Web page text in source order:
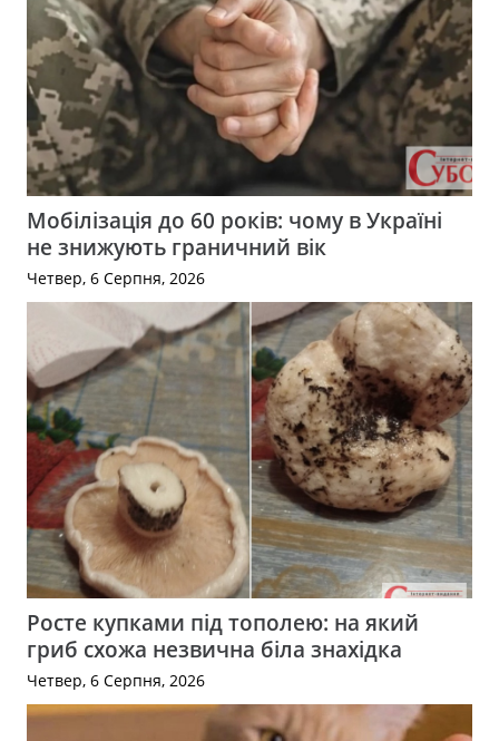
Мобілізація до 60 років: чому в Україні
не знижують граничний вік
Четвер, 6 Серпня, 2026
Росте купками під тополею: на який
гриб схожа незвична біла знахідка
Четвер, 6 Серпня, 2026